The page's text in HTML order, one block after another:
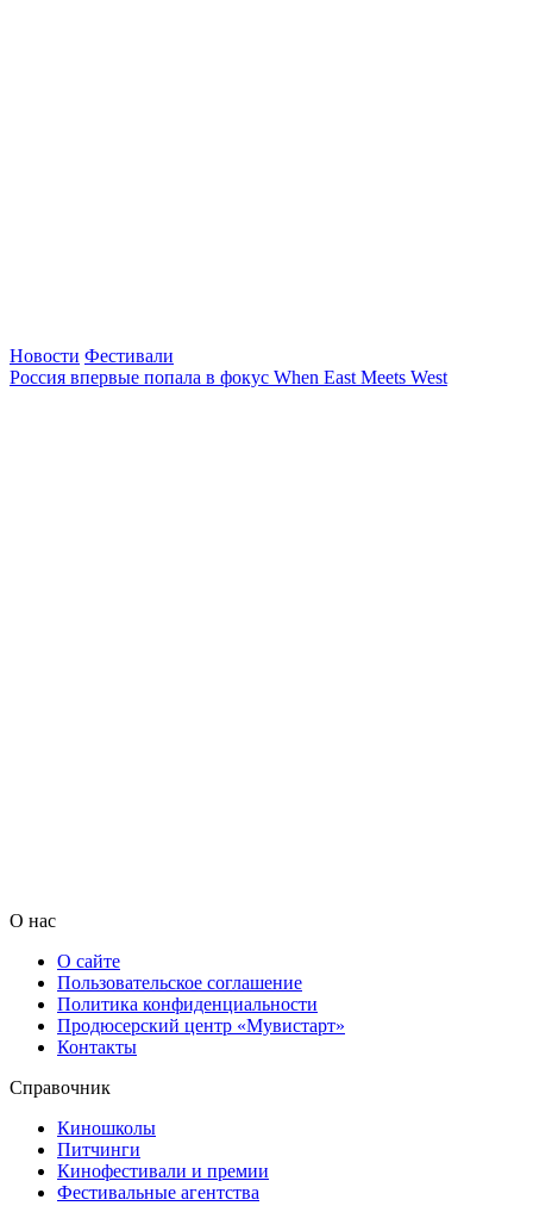
Новости Фестивали
Россия впервые попала в фокус When East Meets West
О нас
О сайте
Пользовательское соглашение
Политика конфиденциальности
Продюсерский центр «Мувистарт»
Контакты
Справочник
Киношколы
Питчинги
Кинофестивали и премии
Фестивальные агентства